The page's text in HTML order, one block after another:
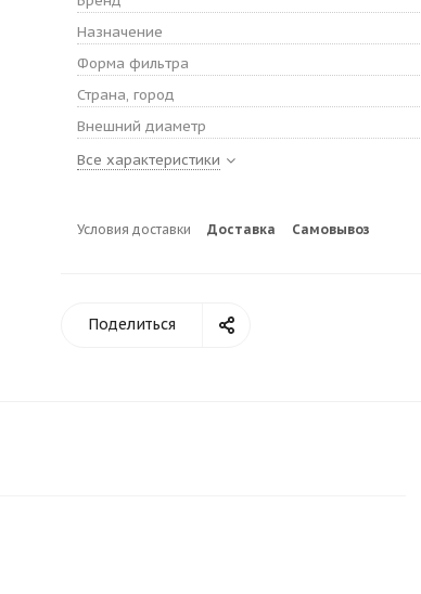
Назначение
Форма фильтра
Страна, город
Внешний диаметр
Все характеристики
Условия доставки Доставка Самовывоз
Поделиться